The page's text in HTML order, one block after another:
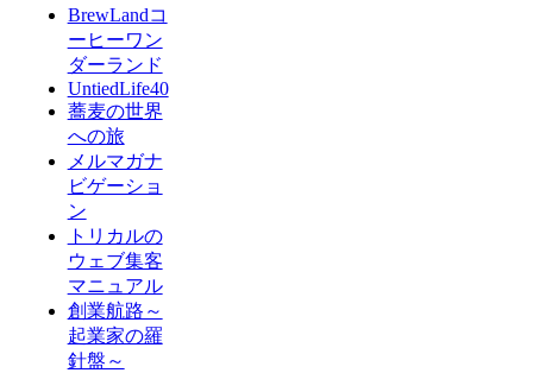
BrewLandコ
ーヒーワン
ダーランド
UntiedLife40
蕎麦の世界
への旅
メルマガナ
ビゲーショ
ン
トリカルの
ウェブ集客
マニュアル
創業航路～
起業家の羅
針盤～